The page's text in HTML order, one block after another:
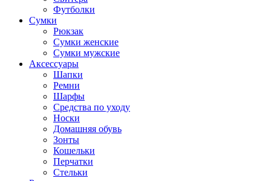
Футболки
Сумки
Рюкзак
Сумки женские
Сумки мужские
Аксеcсуары
Шапки
Ремни
Шарфы
Средства по уходу
Носки
Домашняя обувь
Зонты
Кошельки
Перчатки
Стельки